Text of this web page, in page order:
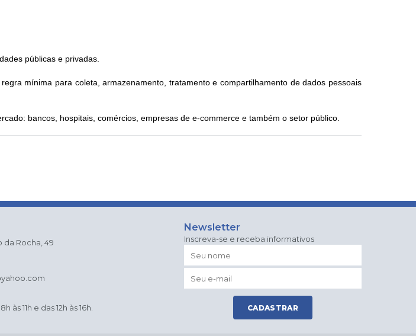
públicas e privadas.
mínima para coleta, armazenamento, tratamento e compartilhamento de dados pessoais
bancos, hospitais, comércios, empresas de e-commerce e também o setor público.
da Rocha, 49
11h e das 12h às 16h.
Newsletter
Inscreva-se e receba informativos
CADASTRAR